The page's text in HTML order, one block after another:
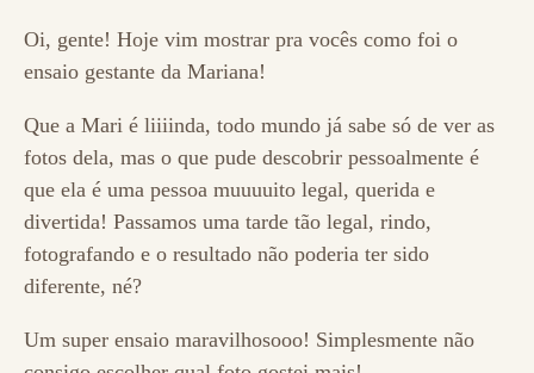
Oi, gente! Hoje vim mostrar pra vocês como foi o
ensaio gestante da Mariana!
Que a Mari é liiiinda, todo mundo já sabe só de ver as
fotos dela, mas o que pude descobrir pessoalmente é
que ela é uma pessoa muuuuito legal, querida e
divertida! Passamos uma tarde tão legal, rindo,
fotografando e o resultado não poderia ter sido
diferente, né?
Um super ensaio maravilhosooo! Simplesmente não